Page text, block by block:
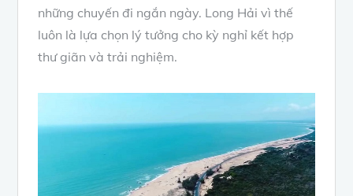
những chuyến đi ngắn ngày. Long Hải vì thế
luôn là lựa chọn lý tưởng cho kỳ nghỉ kết hợp
thư giãn và trải nghiệm.